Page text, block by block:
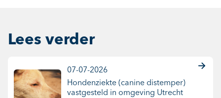
Lees verder
07-07-2026
Hondenziekte (canine distemper)
vastgesteld in omgeving Utrecht